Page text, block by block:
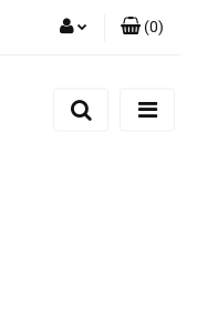
Zarejestruj się
(0)